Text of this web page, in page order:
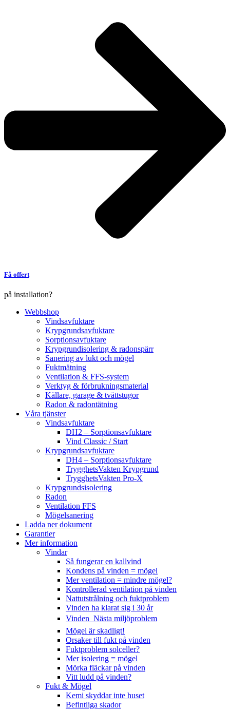
Få offert
på installation?
Webbshop
Vindsavfuktare
Krypgrundsavfuktare
Sorptionsavfuktare
Krypgrundisolering & radonspärr
Sanering av lukt och mögel
Fuktmätning
Ventilation & FFS-system
Verktyg & förbrukningsmaterial
Källare, garage & tvättstugor
Radon & radontätning
Våra tjänster
Vindsavfuktare
DH2 – Sorptionsavfuktare
Vind Classic / Start
Krypgrundsavfuktare
DH4 – Sorptionsavfuktare
TrygghetsVakten Krypgrund
TrygghetsVakten Pro-X
Krypgrundsisolering
Radon
Ventilation FFS
Mögelsanering
Ladda ner dokument
Garantier
Mer information
Vindar
Så fungerar en kallvind
Kondens på vinden = mögel
Mer ventilation = mindre mögel?
Kontrollerad ventilation på vinden
Nattutstrålning och fuktproblem
Vinden ha klarat sig i 30 år
Vinden  Nästa miljöproblem
Mögel är skadligt!
Orsaker till fukt på vinden
Fuktproblem solceller?
Mer isolering = mögel
Mörka fläckar på vinden
Vitt ludd på vinden?
Fukt & Mögel
Kemi skyddar inte huset
Befintliga skador